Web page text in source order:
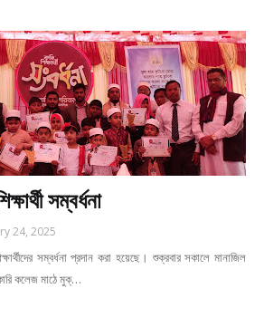
সম্বর্ধনা
24, 2025
সম্বর্ধনা প্রদান করা হয়েছে। শুক্রবার সকালে মানাজিল
কলেজ মাঠে মুক্…